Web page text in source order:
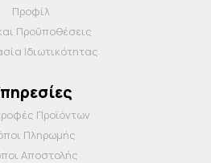
Προφίλ
Προΰποθέσεις
Ιδιωτικότητας
Προϊόντων
Πληρωμής
Αποστολής